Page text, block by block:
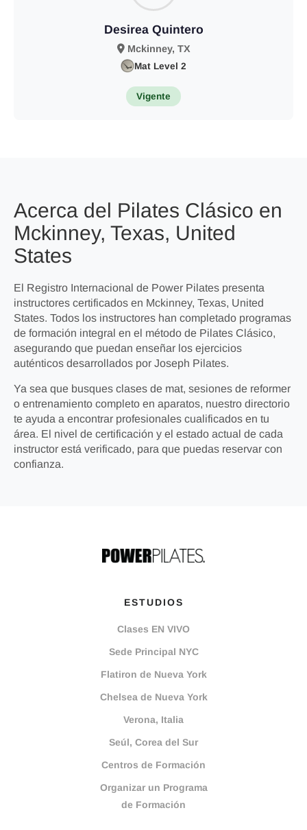
Desirea Quintero
Mckinney, TX
Mat Level 2
Vigente
Acerca del Pilates Clásico en
Mckinney, Texas, United
States
El Registro Internacional de Power Pilates presenta
instructores certificados en Mckinney, Texas, United
States. Todos los instructores han completado programas
de formación integral en el método de Pilates Clásico,
asegurando que puedan enseñar los ejercicios
auténticos desarrollados por Joseph Pilates.
Ya sea que busques clases de mat, sesiones de reformer
o entrenamiento completo en aparatos, nuestro directorio
te ayuda a encontrar profesionales cualificados en tu
área. El nivel de certificación y el estado actual de cada
instructor está verificado, para que puedas reservar con
confianza.
ESTUDIOS
Clases EN VIVO
Sede Principal NYC
Flatiron de Nueva York
Chelsea de Nueva York
Verona, Italia
Seúl, Corea del Sur
Centros de Formación
Organizar un Programa
de Formación